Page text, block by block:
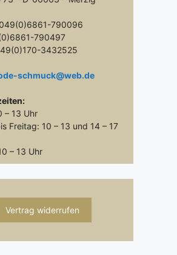
790096
790497
3432525
schmuck@web.de
– 13 Uhr
Freitag: 10 – 13 und 14 – 17
– 13 Uhr
Vertrag widerrufen